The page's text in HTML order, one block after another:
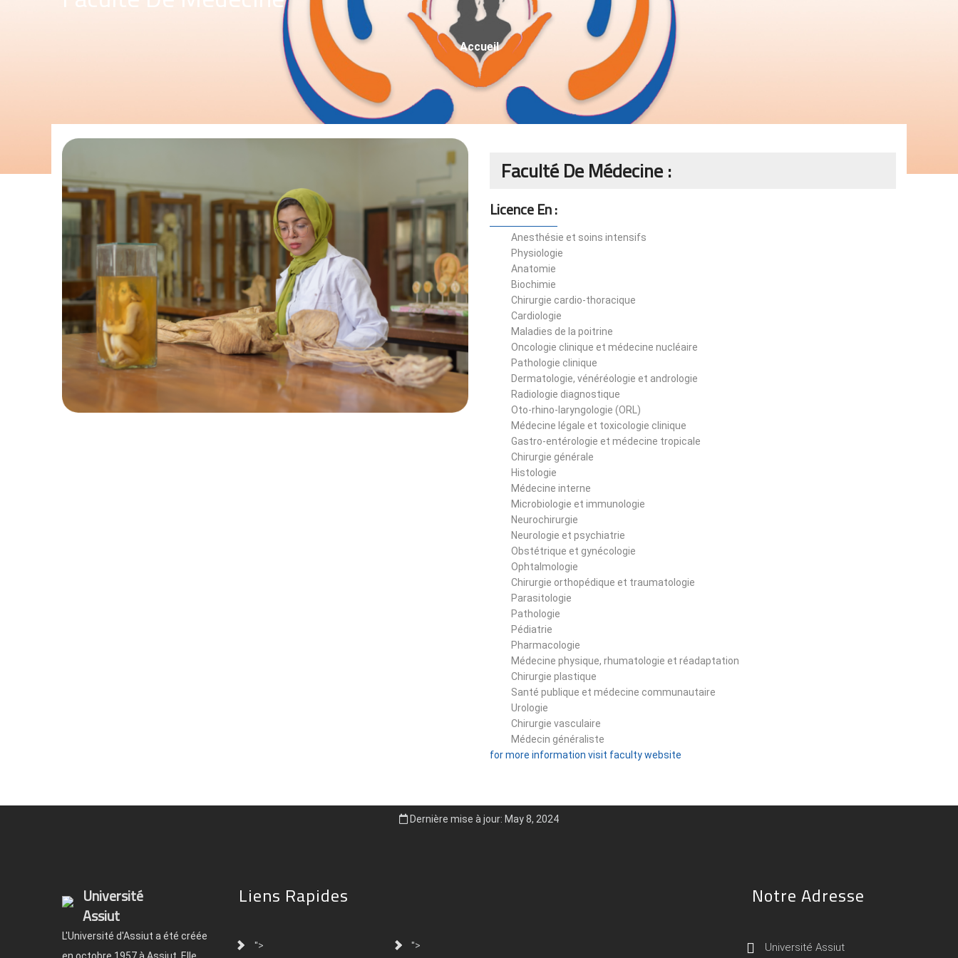
Fil
D'Ariane
Accueil
Faculté De Médecine :
Licence En :
Anesthésie et soins intensifs
Physiologie
Anatomie
Biochimie
Chirurgie cardio-thoracique
Cardiologie
Maladies de la poitrine
Oncologie clinique et médecine nucléaire
Pathologie clinique
Dermatologie, vénéréologie et andrologie
Radiologie diagnostique
Oto-rhino-laryngologie (ORL)
Médecine légale et toxicologie clinique
Gastro-entérologie et médecine tropicale
Chirurgie générale
Histologie
Médecine interne
Microbiologie et immunologie
Neurochirurgie
Neurologie et psychiatrie
Obstétrique et gynécologie
Ophtalmologie
Chirurgie orthopédique et traumatologie
Parasitologie
Pathologie
Pédiatrie
Pharmacologie
Médecine physique, rhumatologie et réadaptation
Chirurgie plastique
Santé publique et médecine communautaire
Urologie
Chirurgie vasculaire
Médecin généraliste
for more information visit faculty website
Dernière mise à jour: May 8, 2024
Université
Assiut
L'Université d'Assiut a été créée
Liens Rapides
"> ">
Notre Adresse
Université Assiut